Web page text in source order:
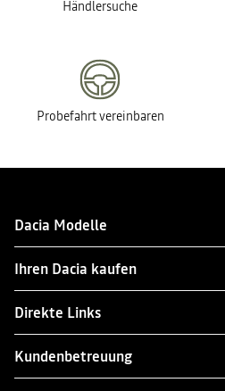
Händlersuche
Probefahrt vereinbaren
Dacia Modelle
Ihren Dacia kaufen
Direkte Links
Kundenbetreuung